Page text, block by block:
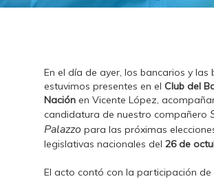
En el día de ayer, los bancarios y las
estuvimos presentes en elClub del
Naciónen Vicente López,
candidatura de nuestro compañero
Palazzo para las próximas
legislativas nacionales del26 de
El acto contó con la participación de